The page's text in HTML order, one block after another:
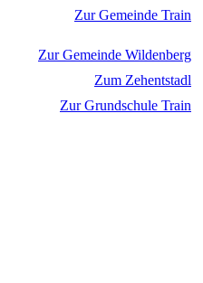
Zur Gemeinde Train
Zur Gemeinde Wildenberg
Zum Zehentstadl
Zur Grundschule Train